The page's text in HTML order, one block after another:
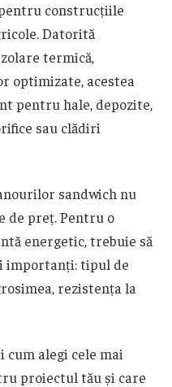
construcțiile
Datorită
termică,
optimizate, acestea
pentru hale, depozite,
sau clădiri
sandwich nu
de preț. Pentru o
energetic, trebuie să
importanți: tipul de
rezistența la
alegi cele mai
proiectul tău și care